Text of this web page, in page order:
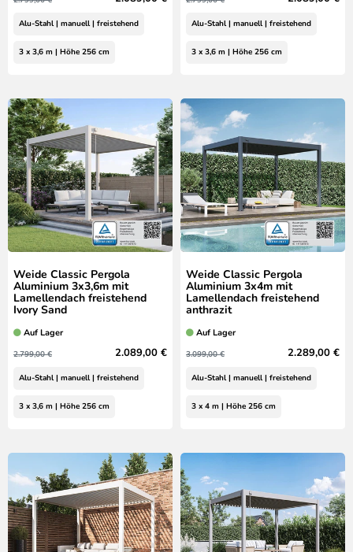
Alu-Stahl | manuell | freistehend
3 x 3,6 m | Höhe 256 cm
Alu-Stahl | manuell | freistehend
3 x 3,6 m | Höhe 256 cm
Weide Classic Pergola
Aluminium 3x3,6m mit
Lamellendach freistehend
Ivory Sand
Auf Lager
2.799,00 € 2.089,00 €
Alu-Stahl | manuell | freistehend
3 x 3,6 m | Höhe 256 cm
Weide Classic Pergola
Aluminium 3x4m mit
Lamellendach freistehend
anthrazit
Auf Lager
3.099,00 € 2.289,00 €
Alu-Stahl | manuell | freistehend
3 x 4 m | Höhe 256 cm